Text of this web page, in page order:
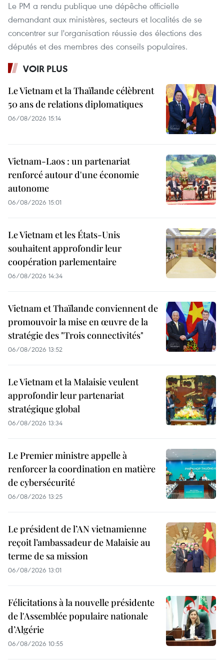
Le PM a rendu publique une dépêche officielle
demandant aux ministères, secteurs et localités de se
concentrer sur l'organisation réussie des élections des
députés et des membres des conseils populaires.
VOIR PLUS
Le Vietnam et la Thaïlande célèbrent
50 ans de relations diplomatiques
06/08/2026 15:14
Vietnam-Laos : un partenariat
renforcé autour d'une économie
autonome
06/08/2026 15:01
Le Vietnam et les États-Unis
souhaitent approfondir leur
coopération parlementaire
06/08/2026 14:34
Vietnam et Thaïlande conviennent de
promouvoir la mise en œuvre de la
stratégie des "Trois connectivités"
06/08/2026 13:52
Le Vietnam et la Malaisie veulent
approfondir leur partenariat
stratégique global
06/08/2026 13:34
Le Premier ministre appelle à
renforcer la coordination en matière
de cybersécurité
06/08/2026 13:25
Le président de l’AN vietnamienne
reçoit l’ambassadeur de Malaisie au
terme de sa mission
06/08/2026 13:01
Félicitations à la nouvelle présidente
de l'Assemblée populaire nationale
d’Algérie
06/08/2026 10:55